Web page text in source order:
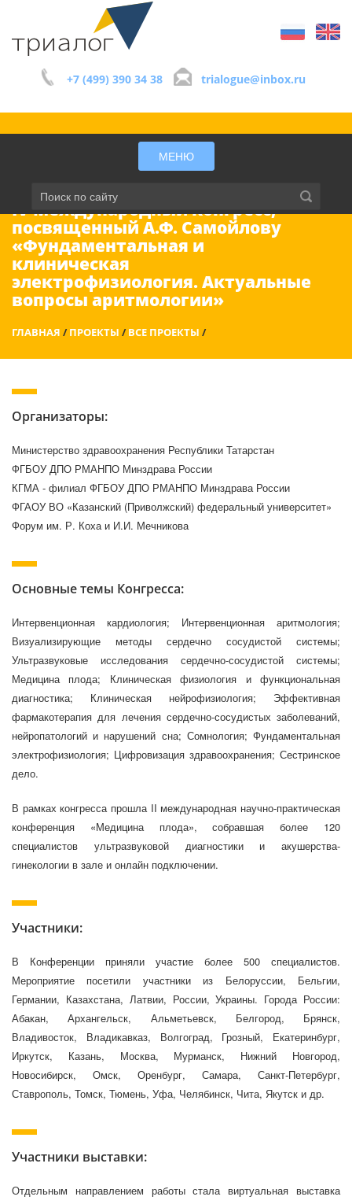
+7 (499) 390 34 38 trialogue@inbox.ru
МЕНЮ
IV Международный конгресс,
посвященный А.Ф. Самойлову
«Фундаментальная и
клиническая
электрофизиология. Актуальные
вопросы аритмологии»
ГЛАВНАЯ /ПРОЕКТЫ /ВСЕ ПРОЕКТЫ /
Организаторы:
Министерство здравоохранения Республики Татарстан
ФГБОУ ДПО РМАНПО Минздрава России
КГМА - филиал ФГБОУ ДПО РМАНПО Минздрава России
ФГАОУ ВО «Казанский (Приволжский) федеральный университет»
Форум им. Р. Коха и И.И. Мечникова
Основные темы Конгресса:
Интервенционная кардиология; Интервенционная аритмология;
Визуализирующие методы сердечно сосудистой системы;
Ультразвуковые исследования сердечно-сосудистой системы;
Медицина плода; Клиническая физиология и функциональная
диагностика; Клиническая нейрофизиология; Эффективная
фармакотерапия для лечения сердечно-сосудистых заболеваний,
нейропатологий и нарушений сна; Сомнология; Фундаментальная
электрофизиология; Цифровизация здравоохранения; Сестринское
дело.
В рамках конгресса прошла II международная научно-практическая
конференция «Медицина плода», собравшая более 120
специалистов ультразвуковой диагностики и акушерства-
гинекологии в зале и онлайн подключении.
Участники:
В Конференции приняли участие более 500 специалистов.
Мероприятие посетили участники из Белоруссии, Бельгии,
Германии, Казахстана, Латвии, России, Украины. Города России:
Абакан, Архангельск, Альметьевск, Белгород, Брянск,
Владивосток, Владикавказ, Волгоград, Грозный, Екатеринбург,
Иркутск, Казань, Москва, Мурманск, Нижний Новгород,
Новосибирск, Омск, Оренбург, Самара, Санкт-Петербург,
Ставрополь, Томск, Тюмень, Уфа, Челябинск, Чита, Якутск и др.
Участники выставки:
Отдельным направлением работы стала виртуальная выставка